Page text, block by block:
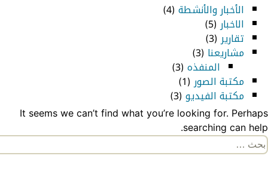
الأخبار والأنشطة (4)
الاخبار(5)
تقارير(3)
مشاريعنا (3)
المنفذه (3)
مكتبة الصور(1)
مكتبة الفيديو (3)
It seems we can’t find what you’re looking for. Perhaps
searching can help.
البحث
عن: